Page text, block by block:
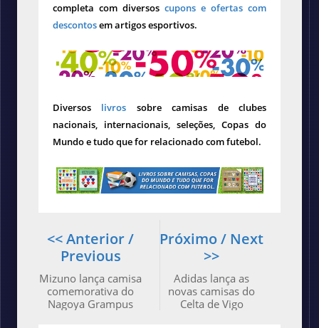
completa com diversos cupons e ofertas com
descontosem artigos esportivos.
Diversos livros sobre camisas de clubes
nacionais, internacionais, seleções, Copas do
Mundo e tudo que for relacionado com futebol.
Próximo / Next
>>
Adidas lança as
novas camisas do
Celta de Vigo
<< Anterior /
Previous
Mizuno lança camisa
comemorativa do
Nagoya Grampus